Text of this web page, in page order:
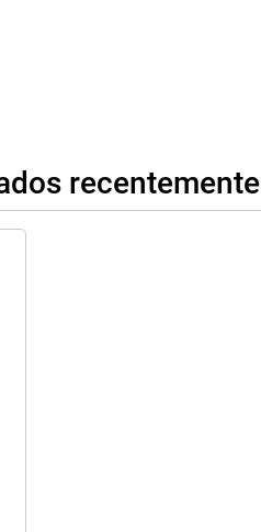
recentemente